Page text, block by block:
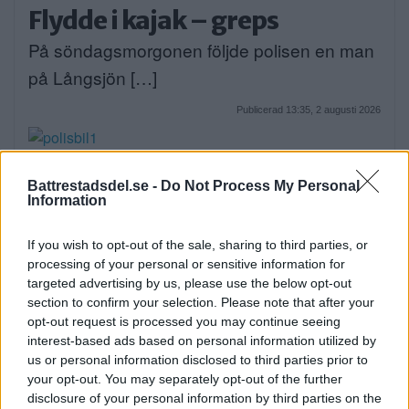
Battrestadsdel.se - Do Not Process My Personal
Information
If you wish to opt-out of the sale, sharing to third parties, or
processing of your personal or sensitive information for
targeted advertising by us, please use the below opt-out
section to confirm your selection. Please note that after your
opt-out request is processed you may continue seeing
interest-based ads based on personal information utilized by
us or personal information disclosed to third parties prior to
your opt-out. You may separately opt-out of the further
disclosure of your personal information by third parties on the
Flydde i kajak – greps
På söndagsmorgonen följde polisen en man
på Långsjön […]
Publicerad 13:35, 2 augusti 2026
Bråk på idrottsplats – två
män till sjukhus
personer i Sätra med […]
Publicerad 16:30, 1 augusti 2026
Debatt: C: Så förvandlar vi
Strandvägen till en grön oas